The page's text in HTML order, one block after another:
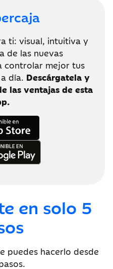
ti: visual, intuitiva y
de las nuevas
controlar mejor tus
día. Descárgatela y
las ventajas de esta
en solo 5
puedes hacerlo desde